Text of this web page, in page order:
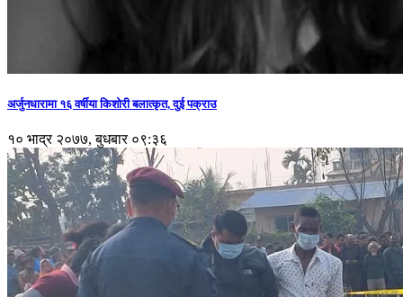
अर्जुनधारामा १६ वर्षीया किशोरी बलात्कृत, दुई पक्राउ
१० भाद्र २०७७, बुधबार ०९:३६